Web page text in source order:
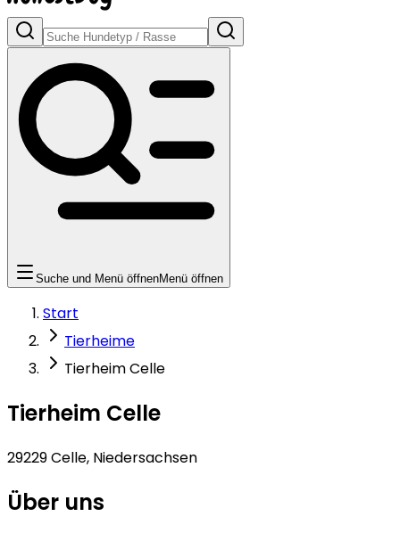
Suche und Menü öffnenMenü öffnen
Start
Tierheime
Tierheim Celle
Tierheim Celle
29229 Celle, Niedersachsen
Über uns